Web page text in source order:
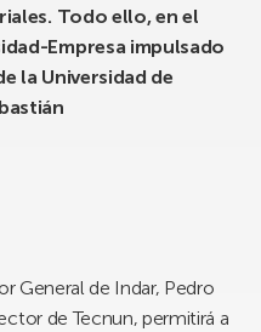
Todo ello, en el
Empresa impulsado
la Universidad de
General de Indar, Pedro
de Tecnun, permitirá a